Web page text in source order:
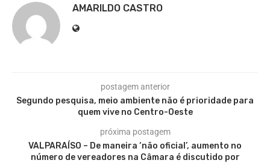
AMARILDO CASTRO
postagem anterior
Segundo pesquisa, meio ambiente não é prioridade para
quem vive no Centro-Oeste
próxima postagem
VALPARAÍSO – De maneira ‘não oficial’, aumento no
número de vereadores na Câmara é discutido por